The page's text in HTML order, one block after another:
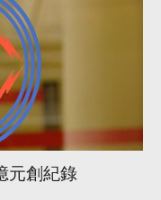
元創紀錄